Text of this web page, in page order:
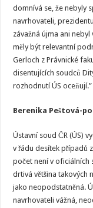
domnívá se, že nebyly
navrhovateli,
závažná újma ani
měly být relevantní
Gerloch z Právnické
disentujících soudců
rozhodnutí ÚS oceňují.”
Berenika Peštová-
Ústavní soud ČR (ÚS)
v řádu desítek případů
počet není v oficiálních
drtivá většina takových
jako neopodstatněná.
navrhovateli vážná,